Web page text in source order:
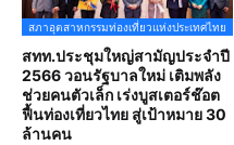
สภาอุตสาหกรรมท่องเที่ยวแห่งประเทศไทย
สทท.ประชุมใหญ่สามัญประจำปี
2566 วอนรัฐบาลใหม่ เติมพลัง
ช่วยคนตัวเล็ก เร่งบูสเตอร์ช๊อต
ฟื้นท่องเที่ยวไทย สู่เป้าหมาย 30
ล้านคน